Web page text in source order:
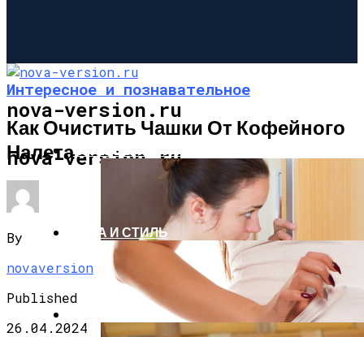
nova-version.ru
nova-version.ru
ИНТЕРЕСНОЕ И ПОЗНАВАТЕЛЬНОЕ
МОДА И СТИЛЬ
Интересное и познавательное
Как Очистить Чашки От Кофейного
Налета
By
novaversion
Published
26.04.2024